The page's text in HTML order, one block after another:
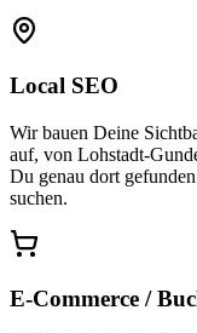
Local SEO
Wir bauen Deine
auf, von Lohstadt-
Du genau dort
suchen.
E-Commerce /